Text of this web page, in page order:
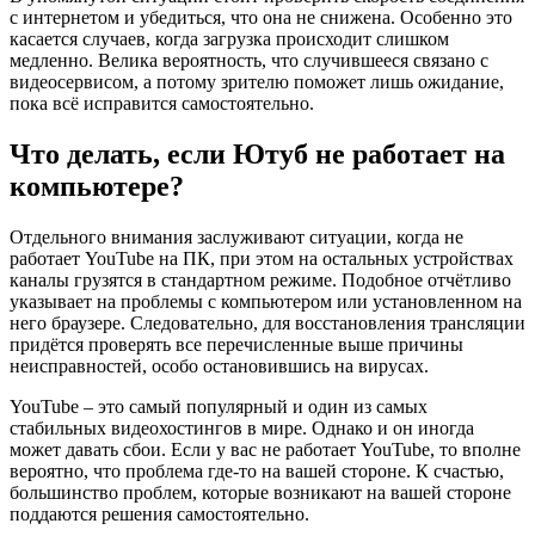
с интернетом и убедиться, что она не снижена. Особенно это
касается случаев, когда загрузка происходит слишком
медленно. Велика вероятность, что случившееся связано с
видеосервисом, а потому зрителю поможет лишь ожидание,
пока всё исправится самостоятельно.
Что делать, если Ютуб не работает на
компьютере?
Отдельного внимания заслуживают ситуации, когда не
работает YouTube на ПК, при этом на остальных устройствах
каналы грузятся в стандартном режиме. Подобное отчётливо
указывает на проблемы с компьютером или установленном на
него браузере. Следовательно, для восстановления трансляции
придётся проверять все перечисленные выше причины
неисправностей, особо остановившись на вирусах.
YouTube – это самый популярный и один из самых
стабильных видеохостингов в мире. Однако и он иногда
может давать сбои. Если у вас не работает YouTube, то вполне
вероятно, что проблема где-то на вашей стороне. К счастью,
большинство проблем, которые возникают на вашей стороне
поддаются решения самостоятельно.